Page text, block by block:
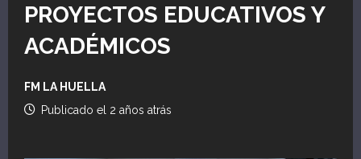
PROYECTOS EDUCATIVOS Y
ACADÉMICOS
FM LA HUELLA
Publicado el 2 años atrás